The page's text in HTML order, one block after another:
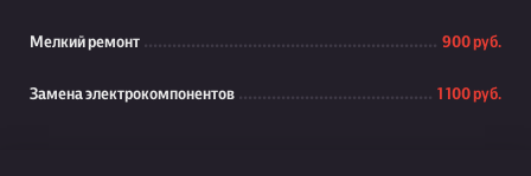
Мелкий ремонт 900 руб.
Замена электрокомпонентов 1 100 руб.